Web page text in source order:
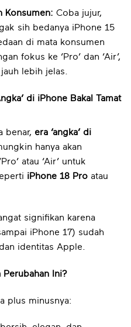
Konsumen: Coba jujur,
sih bedanya iPhone 15
di mata konsumen
fokus ke ‘Pro’ dan ‘Air’,
lebih jelas.
di iPhone Bakal Tamat
benar, era ‘angka’ di
hanya akan
atau ‘Air’ untuk
iPhone 18 Pro atau
signifikan karena
iPhone 17) sudah
identitas Apple.
Perubahan Ini?
plus minusnya: